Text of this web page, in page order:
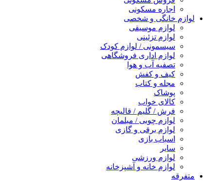
اجاره مسکونی
لوازم خانگی و شخصی
لوازم موسیقی
لوازم تزئینی
سیسمونی / لوازم کودک
لوازم اداری فروشگاهی
تصفیه آب و هوا
کیف و کفش
مجله و کتاب
پوشاک
کالای خواب
فرش / گلیم / قالیچه
لوازم چوبی / مبلمان
لوازم برقی و گازی
اسباب بازی
سایر
لوازم ورزشی
لوازم خانه و آشپزخانه
متفرقه